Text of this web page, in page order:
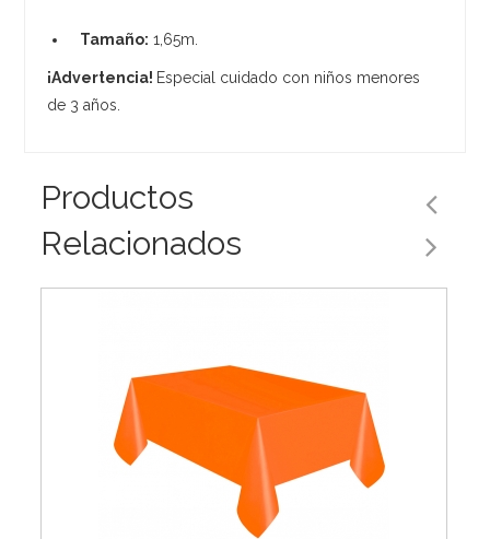
Tamaño: 1,65m.
¡Advertencia! Especial cuidado con niños menores
de 3 años.
Productos
Relacionados